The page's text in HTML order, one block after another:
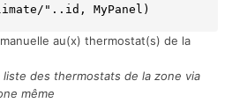
"..id, MyPanel)
au(x) thermostat(s) de la
des thermostats de la zone via
même